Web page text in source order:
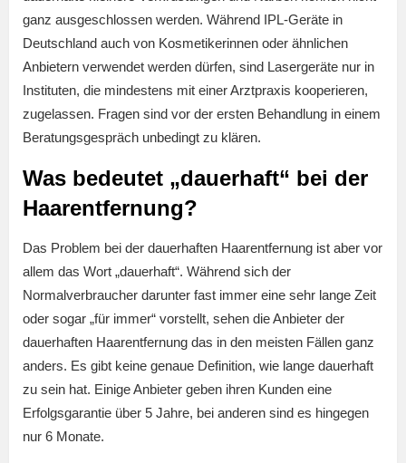
ganz ausgeschlossen werden. Während IPL-Geräte in
Deutschland auch von Kosmetikerinnen oder ähnlichen
Anbietern verwendet werden dürfen, sind Lasergeräte nur in
Instituten, die mindestens mit einer Arztpraxis kooperieren,
zugelassen. Fragen sind vor der ersten Behandlung in einem
Beratungsgespräch unbedingt zu klären.
Was bedeutet „dauerhaft“ bei der
Haarentfernung?
Das Problem bei der dauerhaften Haarentfernung ist aber vor
allem das Wort „dauerhaft“. Während sich der
Normalverbraucher darunter fast immer eine sehr lange Zeit
oder sogar „für immer“ vorstellt, sehen die Anbieter der
dauerhaften Haarentfernung das in den meisten Fällen ganz
anders. Es gibt keine genaue Definition, wie lange dauerhaft
zu sein hat. Einige Anbieter geben ihren Kunden eine
Erfolgsgarantie über 5 Jahre, bei anderen sind es hingegen
nur 6 Monate.